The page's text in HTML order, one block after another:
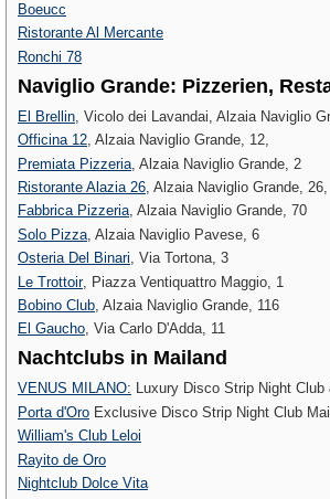
Boeucc
Ristorante Al Mercante
Ronchi 78
Naviglio Grande: Pizzerien,
El Brellin , Vicolo dei Lavandai, Alzaia Naviglio
Officina 12, Alzaia Naviglio Grande, 12,
Premiata Pizzeria , Alzaia Naviglio Grande, 2
Ristorante Alazia 26, Alzaia Naviglio Grande, 26,
Fabbrica Pizzeria, Alzaia Naviglio Grande, 70
Solo Pizza , Alzaia Naviglio Pavese, 6
Osteria Del Binari, Via Tortona, 3
Le Trottoir‎, Piazza Ventiquattro Maggio, 1
Bobino Club, Alzaia Naviglio Grande, 116
El Gaucho, Via Carlo D'Adda, 11
Nachtclubs in Mailand
VENUS MILANO: Luxury Disco Strip Night
Porta d'Oro Exclusive Disco Strip Night Club
William's Club Leloi
Rayito de Oro
Nightclub Dolce Vita